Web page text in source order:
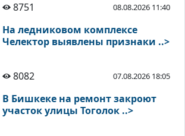
8751 08.08.2026 11:40
На ледниковом комплексе
Челектор выявлены признаки ..>
8082 07.08.2026 18:05
В Бишкеке на ремонт закроют
участок улицы Тоголок ..>